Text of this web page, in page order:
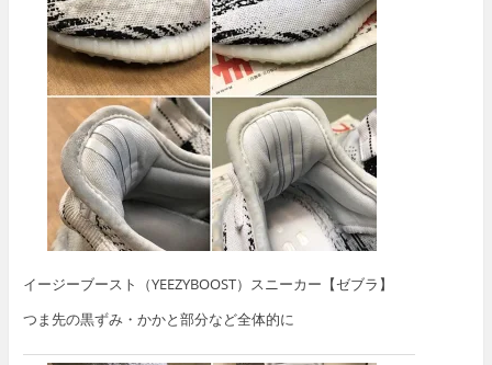
イージーブースト（YEEZYBOOST）スニーカー【ゼブラ】
つま先の黒ずみ・かかと部分など全体的に